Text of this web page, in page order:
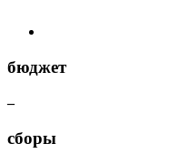
бюджет
–
сборы